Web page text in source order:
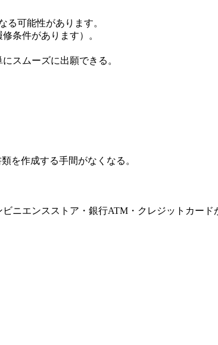
可能性があります。
条件があります）。
スムーズに出願できる。
を作成する手間がなくなる。
エンスストア・銀行ATM・クレジットカード